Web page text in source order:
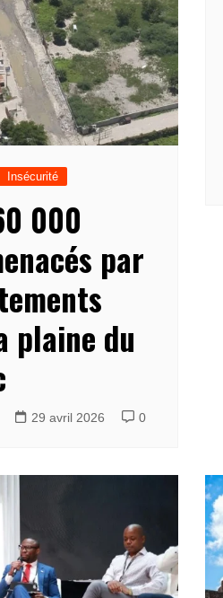
Insécurité
000
par
plaine du
29 avril 2026 0